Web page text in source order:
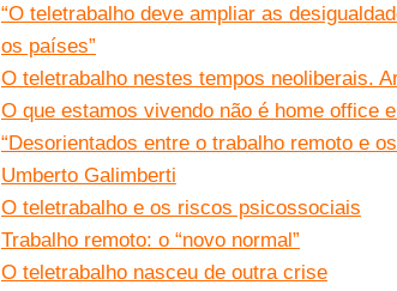
“O teletrabalho deve ampliar as
os países”
O teletrabalho nestes tempos neoliberais.
O que estamos vivendo não é home office
“Desorientados entre o trabalho remoto e
Umberto Galimberti
O teletrabalho e os riscos psicossociais
Trabalho remoto: o “novo normal”
O teletrabalho nasceu de outra crise